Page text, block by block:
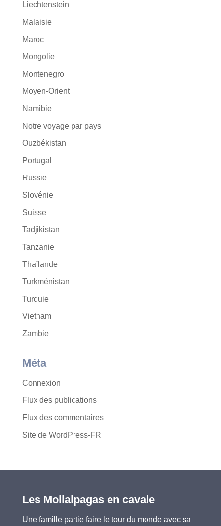
Liechtenstein
Malaisie
Maroc
Mongolie
Montenegro
Moyen-Orient
Namibie
Notre voyage par pays
Ouzbékistan
Portugal
Russie
Slovénie
Suisse
Tadjikistan
Tanzanie
Thaïlande
Turkménistan
Turquie
Vietnam
Zambie
Méta
Connexion
Flux des publications
Flux des commentaires
Site de WordPress-FR
Les Mollalpagas en cavale
Une famille partie faire le tour du monde avec sa